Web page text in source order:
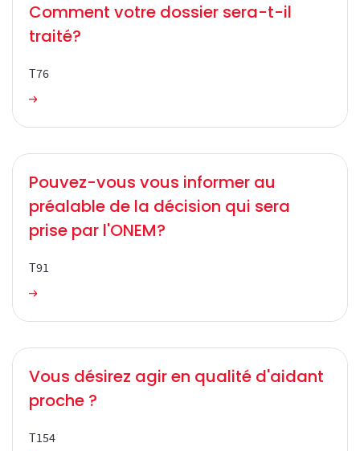
Comment votre dossier sera-t-il
traité?
T76
Pouvez-vous vous informer au
préalable de la décision qui sera
prise par l'ONEM?
T91
Vous désirez agir en qualité d'aidant
proche ?
T154